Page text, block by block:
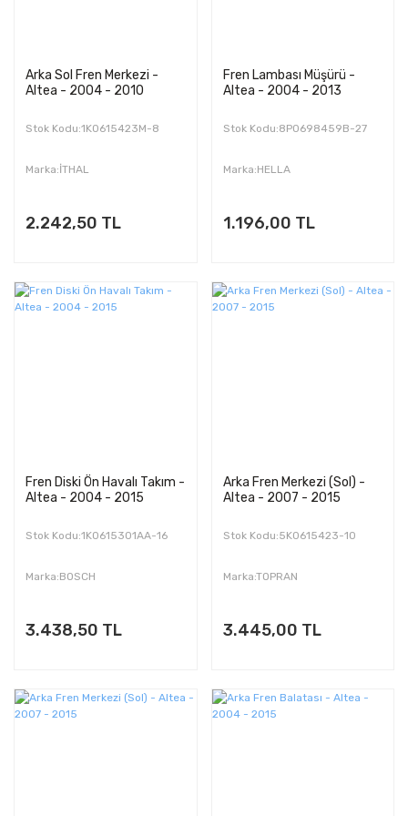
Arka Sol Fren Merkezi -
Altea - 2004 - 2010
Stok Kodu:1K0615423M-8
Marka:İTHAL
2.242,50 TL
Fren Lambası Müşürü -
Altea - 2004 - 2013
Stok Kodu:8P0698459B-27
Marka:HELLA
1.196,00 TL
Fren Diski Ön Havalı Takım -
Altea - 2004 - 2015
Stok Kodu:1K0615301AA-16
Marka:BOSCH
3.438,50 TL
Arka Fren Merkezi (Sol) -
Altea - 2007 - 2015
Stok Kodu:5K0615423-10
Marka:TOPRAN
3.445,00 TL